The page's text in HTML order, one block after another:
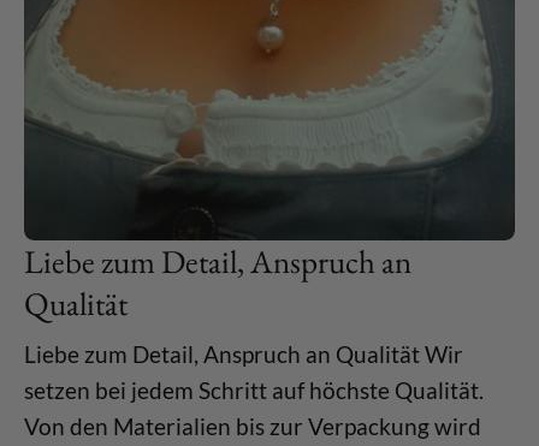
Liebe zum Detail, Anspruch an
Qualität
Liebe zum Detail, Anspruch an Qualität Wir
setzen bei jedem Schritt auf höchste Qualität.
Von den Materialien bis zur Verpackung wird